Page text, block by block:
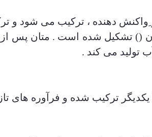
دهنده ، ترکیب می شود و
() تشکیل شده است . متان پس
تولید می کند .
ترکیب شده و فرآوره های